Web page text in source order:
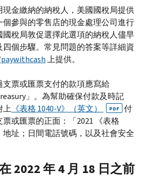
現金繳納的納稅人，美國國稅局提供
個參與的零售店的現金處理公司進行
稅局敦促選擇此選項的納稅人儘早
個步驟。常見問題的答案等詳細資
paywithcash上提供。
支票或匯票支付的款項應寫給
」。為幫助確保付款及時記
上 《表格 1040-V》（英文） PDF
付
或匯票的正面：「2021 《表格
地址；日間電話號碼，以及社會安全
2022 年 4 月 18 日之前